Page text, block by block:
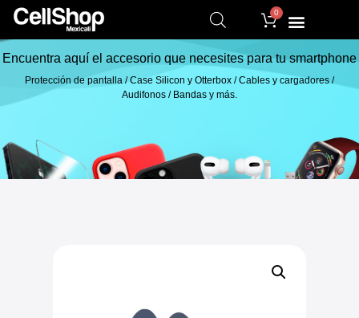
0
Encuentra aquí el accesorio que necesites para tu smartphone
Protección de pantalla / Case Silicon y Otterbox / Cables y cargadores /
Audifonos / Bandas y más.